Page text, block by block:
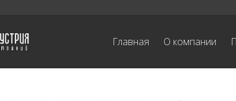
Главная О компании